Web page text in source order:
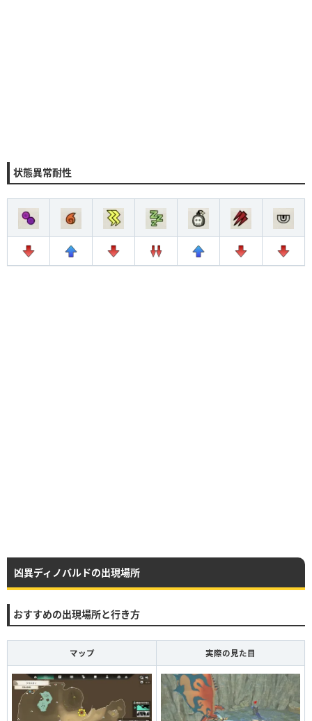
状態異常耐性
凶異ディノバルドの出現場所
おすすめの出現場所と行き方
マップ 実際の見た目